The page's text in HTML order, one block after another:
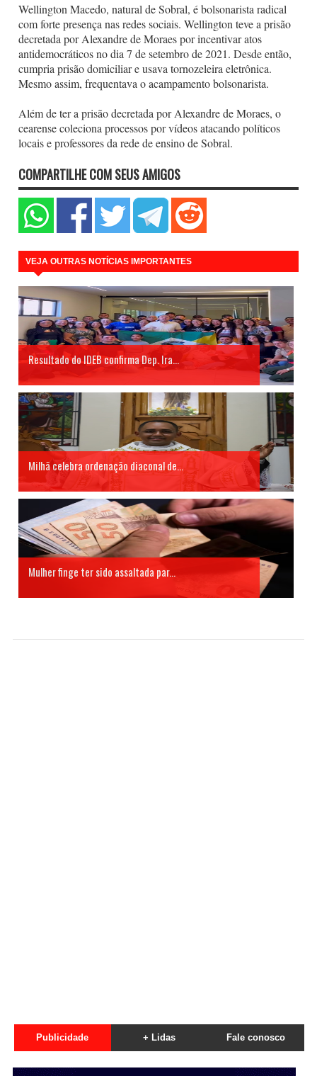
Wellington Macedo, natural de Sobral, é bolsonarista radical
com forte presença nas redes sociais. Wellington teve a prisão
decretada por Alexandre de Moraes por incentivar atos
antidemocráticos no dia 7 de setembro de 2021. Desde então,
cumpria prisão domiciliar e usava tornozeleira eletrônica.
Mesmo assim, frequentava o acampamento bolsonarista.
Além de ter a prisão decretada por Alexandre de Moraes, o
cearense coleciona processos por vídeos atacando políticos
locais e professores da rede de ensino de Sobral.
COMPARTILHE COM SEUS AMIGOS
VEJA OUTRAS NOTÍCIAS IMPORTANTES
Resultado do IDEB confirma Dep. Ira...
Milhã celebra ordenação diaconal de...
Mulher finge ter sido assaltada par...
Publicidade + Lidas Fale conosco